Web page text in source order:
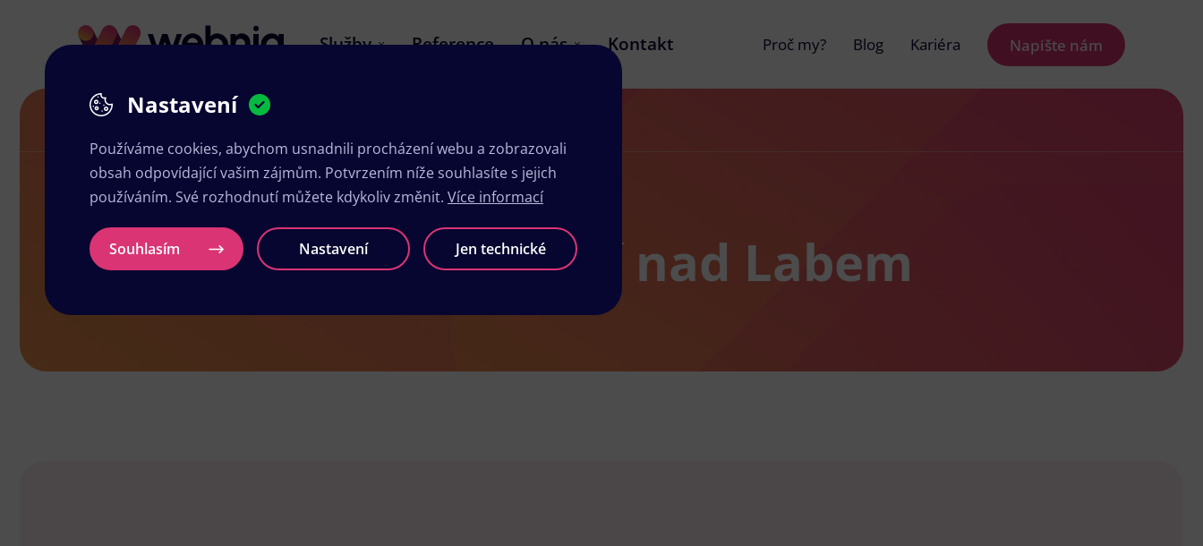
Služby Reference O nás Kontakt Proč my? Blog Kariéra Napište nám
Grafické studio v Ústí nad Labem
Grafické studio v Ústí nad Labem
Nastavení
Používáme cookies, abychom usnadnili procházení webu a zobrazovali
obsah odpovídající vašim zájmům. Potvrzením níže souhlasíte s jejich
používáním. Své rozhodnutí můžete kdykoliv změnit. Více informací
Souhlasím Nastavení Jen technické